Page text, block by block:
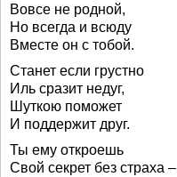
Вовсе не родной,
Но всегда и всюду
Вместе он с тобой.
Станет если грустно
Иль сразит недуг,
Шуткою поможет
И поддержит друг.
Ты ему откроешь
Свой секрет без страха –